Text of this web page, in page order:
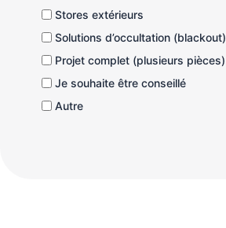
Stores extérieurs
Solutions d’occultation (blackout)
Projet complet (plusieurs pièces)
Je souhaite être conseillé
Autre